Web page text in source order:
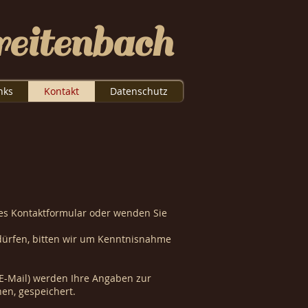
Kontakt Datenschutz
Kontaktformular oder wenden Sie
bitten wir um Kenntnisnahme
Mail) werden Ihre Angaben zur
gespeichert.